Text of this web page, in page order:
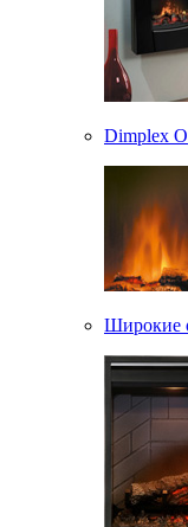
Dimplex
Широкие